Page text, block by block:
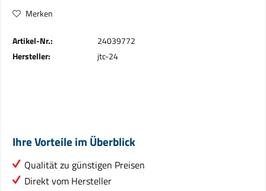
Merken
Artikel-Nr.:
24039772
Hersteller:
jtc-24
Ihre Vorteile im Überblick
Qualität zu günstigen Preisen
Direkt vom Hersteller